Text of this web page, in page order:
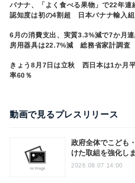
バナナ、「よく食べる果物」で22年
認知度は初の4割超 日本バナナ輸入
6月の消費支出、実質3.3%減で7か月
房用器具は22.7%減 総務省家計調査
きょう8月7日は立秋 西日本は1か月
率60％
動画で見るプレスリリース
政府全体でこども
けた取組を強化し
2026.08.07 14:00